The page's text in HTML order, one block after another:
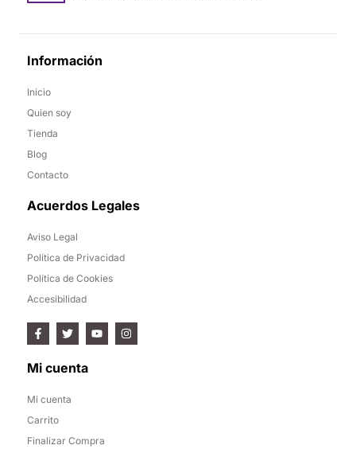
Información
Inicio
Quien soy
Tienda
Blog
Contacto
Acuerdos Legales
Aviso Legal
Política de Privacidad
Política de Cookies
Accesibilidad
Mi cuenta
Mi cuenta
Carrito
Finalizar Compra